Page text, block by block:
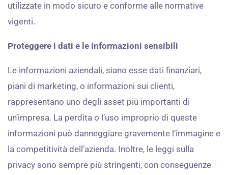
utilizzate in modo sicuro e conforme alle normative
vigenti.
Proteggere i dati e le informazioni sensibili
Le informazioni aziendali, siano esse dati finanziari,
piani di marketing, o informazioni sui clienti,
rappresentano uno degli asset più importanti di
un’impresa. La perdita o l’uso improprio di queste
informazioni può danneggiare gravemente l’immagine e
la competitività dell’azienda. Inoltre, le leggi sulla
privacy sono sempre più stringenti, con conseguenze